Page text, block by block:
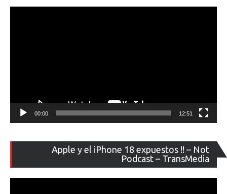
00:00 12:51
Apple y el iPhone 18 expuestos !! – Not
Podcast – TransMedia
de